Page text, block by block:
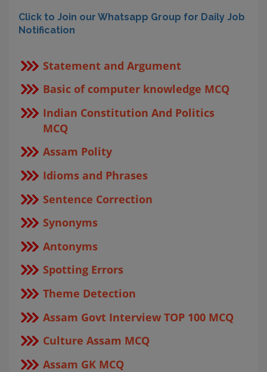
Click to Join our Whatsapp Group for Daily Job
Notification
Statement and Argument
Basic of computer knowledge MCQ
Indian Constitution And Politics
MCQ
Assam Polity
Idioms and Phrases
Sentence Correction
Synonyms
Antonyms
Spotting Errors
Theme Detection
Assam Govt Interview TOP 100 MCQ
Culture Assam MCQ
Assam GK MCQ